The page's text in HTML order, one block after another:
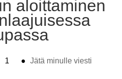
aloittaminen
1 ● Jätä minulle viesti